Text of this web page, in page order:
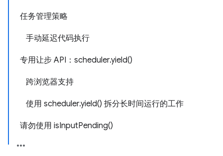
任务管理策略
手动延迟代码执行
专用让步 API：scheduler.yield()
跨浏览器支持
使用 scheduler.yield() 拆分长时间运行的工作
请勿使用 isInputPending()